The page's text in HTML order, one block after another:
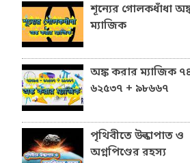
শূন্যের গোলকধাঁধা
ম্যাজিক
অঙ্ক করার ম্যাজিক
৬২৫৩৭ + ৯৮৬৬৭
পৃথিবীতে উল্কাপাত ও
অগ্নপিণ্ডের রহস্য